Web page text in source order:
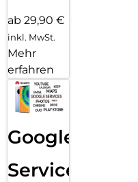
ab 29,90 €
inkl. MwSt.
Mehr
erfahren
Google
Services